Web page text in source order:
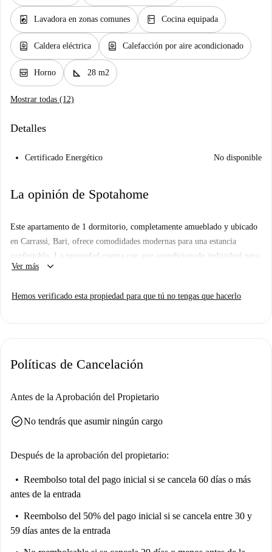
local_laundry_service Lavadora en zonas comunes kitchen Cocina equipada
water_heater Caldera eléctrica water_heater Calefacción por aire acondicionado
oven_gen Horno square_foot 28 m2
Mostrar todas (12)
Detalles
Certificado Energético No disponible
La opinión de Spotahome
Este apartamento de 1 dormitorio, completamente amueblado y ubicado
en Carrassi, Bari, ofrece comodidades modernas para una estancia
confortable. La propiedad cuenta con aire acondicionado individual para
la calefacción, sistema de agua caliente eléctrica y wifi incluido. La
Spotahome ha revisado y verificado personalmente esta propiedad.
locales populares como Ok Sigma Di Bari Sabotino - Supersigma para
di Pizza, a poca distancia a pie.
Ver más keyboard_arrow_down
Hemos verificado esta propiedad para que tú no tengas que hacerlo
Políticas de Cancelación
Antes de la Aprobación del Propietario
check_circleNo tendrás que asumir ningún cargo
Después de la aprobación del propietario:
Reembolso total del pago inicial si se cancela 60 días o más
antes de la entrada
Reembolso del 50% del pago inicial si se cancela entre 30 y
59 días antes de la entrada